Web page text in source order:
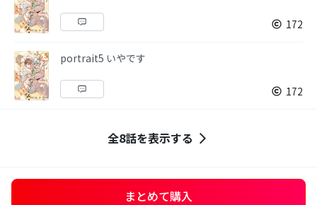
172
portrait5 いやです
172
全8話を表示する
まとめて購入